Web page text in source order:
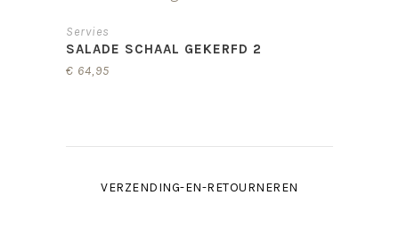
Servies
SALADE SCHAAL GEKERFD 2
€ 64,95
VERZENDING-EN-RETOURNEREN